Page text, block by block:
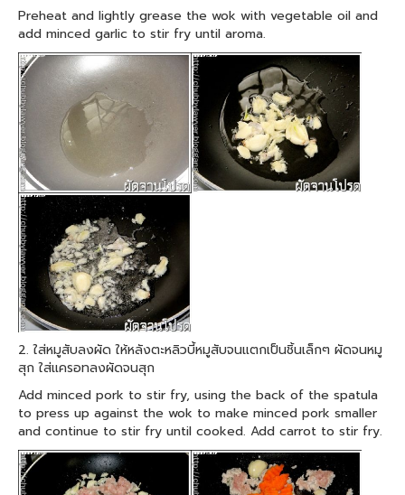
Preheat and lightly grease the wok with vegetable oil and
add minced garlic to stir fry until aroma.
2. ใส่หมูสับลงผัด ให้หลังตะหลิวบี้หมูสับจนแตกเป็นชิ้นเล็กๆ ผัดจนหมู
สุก ใส่แครอทลงผัดจนสุก
Add minced pork to stir fry, using the back of the spatula
to press up against the wok to make minced pork smaller
and continue to stir fry until cooked. Add carrot to stir fry.